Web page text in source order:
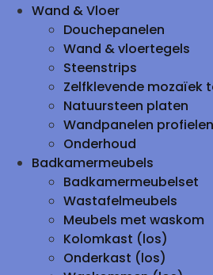
Wand & Vloer
Douchepanelen
Wand & vloertegels
Steenstrips
Zelfklevende mozaïek
Natuursteen platen
Wandpanelen profielen
Onderhoud
Badkamermeubels
Badkamermeubelset
Wastafelmeubels
Meubels met waskom
Kolomkast (los)
Onderkast (los)